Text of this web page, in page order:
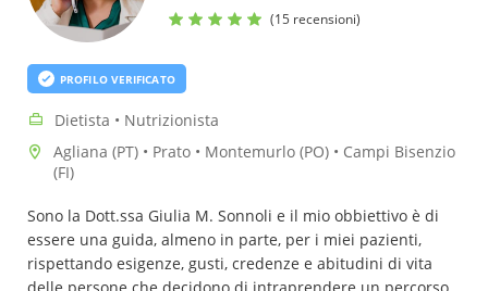
(15 recensioni)
PROFILO VERIFICATO
Dietista • Nutrizionista
Agliana (PT) • Prato • Montemurlo (PO) • Campi Bisenzio
(FI)
Sono la Dott.ssa Giulia M. Sonnoli e il mio obbiettivo è di
essere una guida, almeno in parte, per i miei pazienti,
rispettando esigenze, gusti, credenze e abitudini di vita